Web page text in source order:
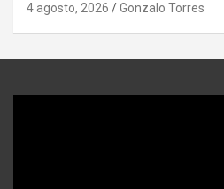
4 agosto, 2026 Gonzalo Torres